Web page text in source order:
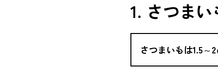
1. さつま
さつまいもは1.5～